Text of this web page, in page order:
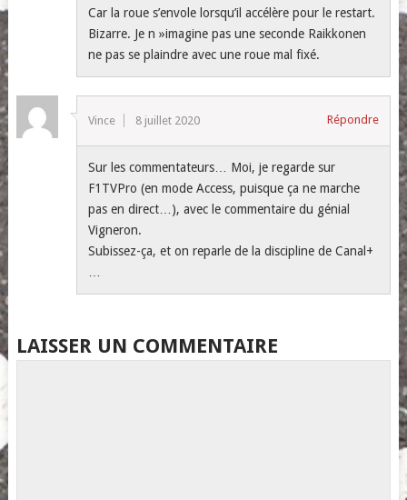
Car la roue s’envole lorsqu’il accélère pour le restart.
Bizarre. Je n »imagine pas une seconde Raikkonen
ne pas se plaindre avec une roue mal fixé.
Vince 8 juillet 2020 Répondre
Sur les commentateurs… Moi, je regarde sur
F1TVPro (en mode Access, puisque ça ne marche
pas en direct…), avec le commentaire du génial
Vigneron.
Subissez-ça, et on reparle de la discipline de Canal+
LAISSER UN COMMENTAIRE